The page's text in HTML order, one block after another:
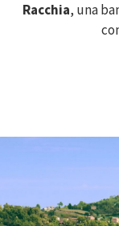
Racchia, una